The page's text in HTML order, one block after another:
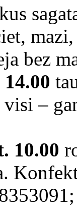
bez
–
10.00